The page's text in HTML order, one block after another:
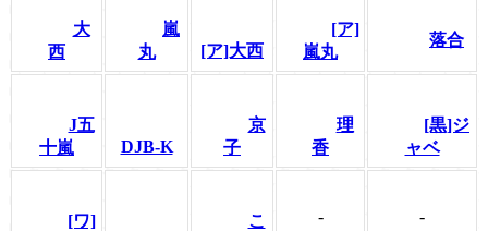
大
西
嵐
丸
[ア]大西
[ア]
嵐丸
落合
J五
十嵐
DJB-K
京
子
理
香
[黒]ジ
ャベ
[ワ]
こ
- -